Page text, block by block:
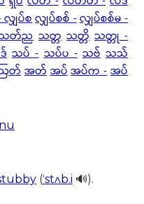
လျှပ်စလျှပ်စစ် -လျှပ်စစ်မ -
တ်ည သတ္တ သတ္တိ သတ္တု -
သပ် - သပ်ပ - သဗ် သသ်
တ်အတ်အပ်အပ်က -အပ်
(ˈstʌb.i 🔊).